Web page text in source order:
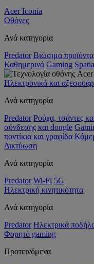
Acer Iconia
Οθόνες
Ανά κατηγορία
Predator Βιώσιμα προϊόντα
Καθημερινά Gaming
Ηλεκτρονικά και αξεσουάρ
Ανά κατηγορία
Predator Ρούχα, τσάντες
σύνδεσης και dongle
ποντίκια και γραφίδα
Δικτύωση
Ανά κατηγορία
Predator Wi-Fi 5G
Ηλεκτρική κινητικότητα
Ανά κατηγορία
Predator Ηλεκτρικά
Φορητό gaming
Προτεινόμενα